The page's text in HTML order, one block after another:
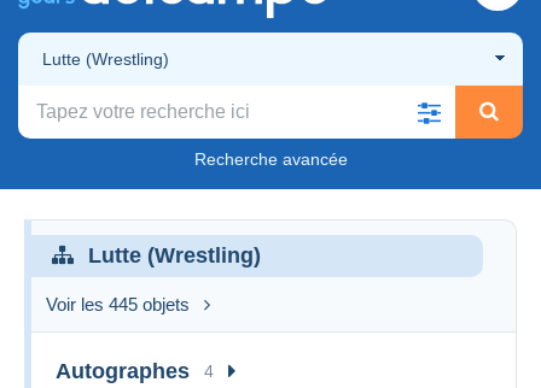
Lutte (Wrestling)
Recherche avancée
Lutte (Wrestling)
Voir les 445 objets
Autographes 4